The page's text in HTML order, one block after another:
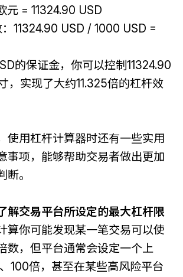
元 = 11324.90 USD
11324.90 USD / 1000 USD =
的保证金，你可以控制11324.90
，实现了大约11.325倍的杠杆效
使用杠杆计算器时还有一些实用
事项，能够帮助交易者做出更加
。
解交易平台所设定的最大杠杆限
算你可能发现某一笔交易可以使
数，但平台通常会设定一个上
100倍，甚至在某些高风险平台